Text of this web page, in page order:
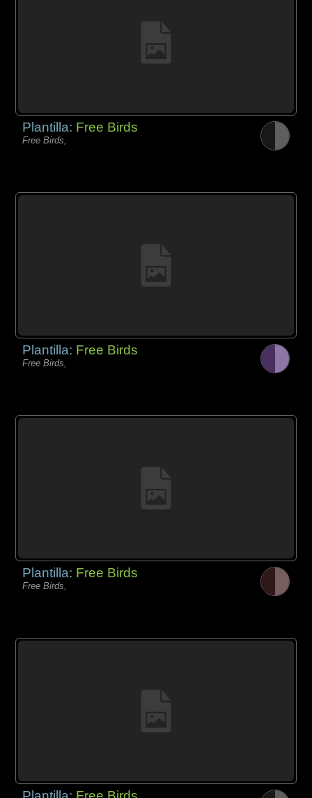
Plantilla: Free Birds
Free Birds,
Plantilla: Free Birds
Free Birds,
Plantilla: Free Birds
Free Birds,